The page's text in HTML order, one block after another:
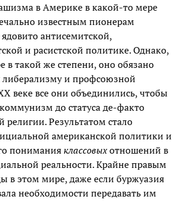
в Америке в какой-то мере
известным пионерам
антисемитской,
и расистской политике. Однако,
в такой же степени, оно обязано
и профсоюзной
веке все они объединились, чтобы
до статуса де-факто
религии. Результатом стало
американской политики и
пониманияклассовыхотношений в
реальности. Крайне правым
в этом мире, даже если буржуазия
необходимости передавать им